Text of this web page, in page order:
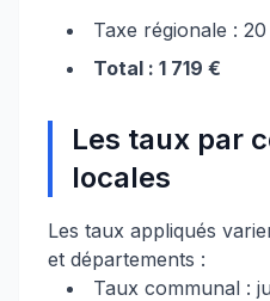
Taxe régionale :
Total : 1 719 €
Les taux par
locales
Les taux appliqués
et départements :
Taux communal :